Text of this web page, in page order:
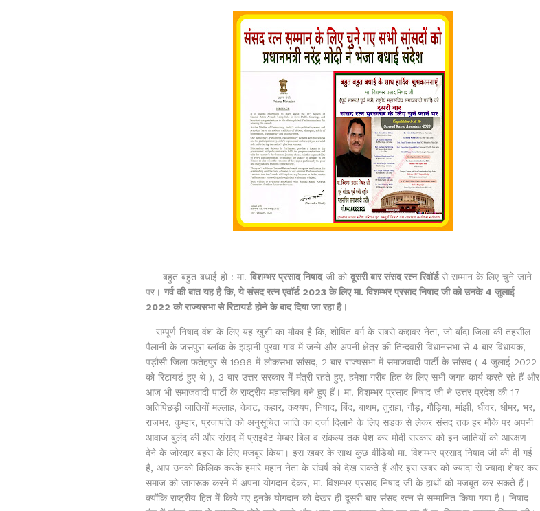
बहुत बहुत बधाई हो : मा. विशम्भर प्रसाद निषादजी को दूसरी बार संसद रत्न रिवॉर्डसे सम्मान के लिए चुने जाने
पर। गर्व की बात यह है कि, ये संसद रत्न एवॉर्ड 2023 के लिए मा. विशम्भर प्रसाद निषाद जी को उनके 4 जुलाई
2022 को राज्यसभा से रिटायर्ड होने के बाद दिया जा रहा है।
सम्पूर्ण निषाद वंश के लिए यह खुशी का मौका है कि, शोषित वर्ग के सबसे कद्दावर नेता, जो बाँदा जिला की तहसील
पैलानी के जसपुरा ब्लॉक के झंझनी पुरवा गांव में जन्मे और अपनी क्षेत्र की तिन्दवारी विधानसभा से 4 बार विधायक,
पड़ौसी जिला फतेहपुर से 1996 में लोकसभा सांसद, 2 बार राज्यसभा में समाजवादी पार्टी के सांसद ( 4 जुलाई 2022
को रिटायर्ड हुए थे ), 3 बार उत्तर सरकार में मंत्री रहते हुए, हमेशा गरीब हित के लिए सभी जगह कार्य करते रहे हैं और
आज भी समाजवादी पार्टी के राष्ट्रीय महासचिव बने हुए हैं। मा. विशम्भर प्रसाद निषाद जी ने उत्तर प्रदेश की 17
अतिपिछड़ी जातियों मल्लाह, केवट, कहार, कश्यप, निषाद, बिंद, बाथम, तुराहा, गौड़, गौड़िया, मांझी, धीवर, धीमर, भर,
राजभर, कुम्हार, प्रजापति को अनुसूचित जाति का दर्जा दिलाने के लिए सड़क से लेकर संसद तक हर मौके पर अपनी
आवाज बुलंद की और संसद में प्राइवेट मेम्बर बिल व संकल्प तक पेश कर मोदी सरकार को इन जातियों को आरक्षण
देने के जोरदार बहस के लिए मजबूर किया। इस खबर के साथ कुछ वीडियो मा. विशम्भर प्रसाद निषाद जी की दी गई
है, आप उनको किलिक करके हमारे महान नेता के संघर्ष को देख सकते हैं और इस खबर को ज्यादा से ज्यादा शेयर कर
समाज को जागरूक करने में अपना योगदान देकर, मा. विशम्भर प्रसाद निषाद जी के हाथों को मजबूत कर सकते हैं।
क्योंकि राष्ट्रीय हित में किये गए इनके योगदान को देखर ही दूसरी बार संसद रत्न से सम्मानित किया गया है। निषाद